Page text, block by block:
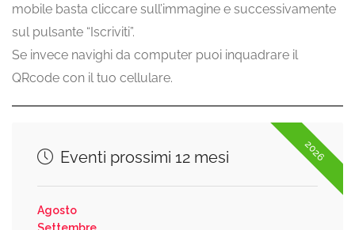
mobile basta cliccare sull’immagine e successivamente
sul pulsante “Iscriviti”.
Se invece navighi da computer puoi inquadrare il
QRcode con il tuo cellulare.
2026
Eventi prossimi 12 mesi
Agosto
Settembre